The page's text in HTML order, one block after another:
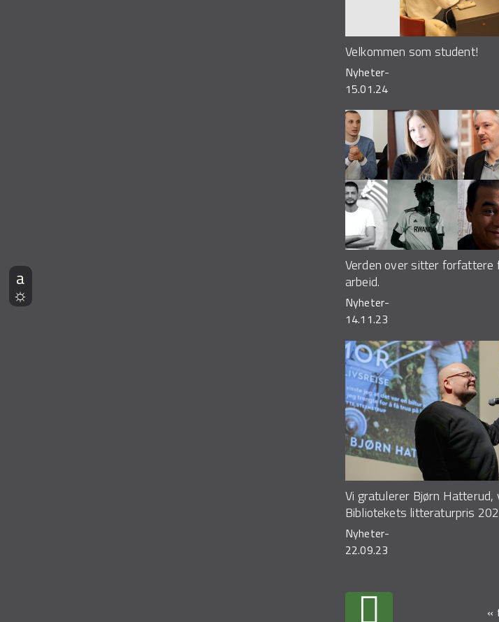
Velkommen som student!
Nyheter-
15.01.24
Verden over sitter
arbeid.
Nyheter-
14.11.23
Vi gratulerer Bjørn Hatterud,
Bibliotekets litteraturpris
Nyheter-
22.09.23
«